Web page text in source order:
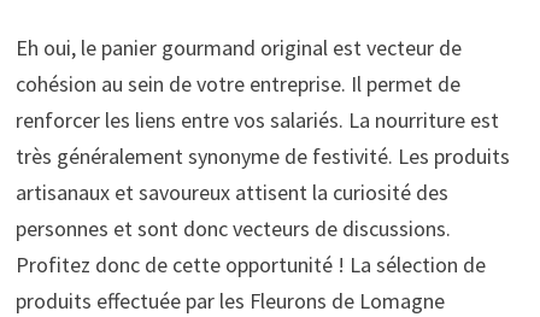
Eh oui, le panier gourmand original est vecteur de
cohésion au sein de votre entreprise. Il permet de
renforcer les liens entre vos salariés. La nourriture est
très généralement synonyme de festivité. Les produits
artisanaux et savoureux attisent la curiosité des
personnes et sont donc vecteurs de discussions.
Profitez donc de cette opportunité ! La sélection de
produits effectuée par les Fleurons de Lomagne